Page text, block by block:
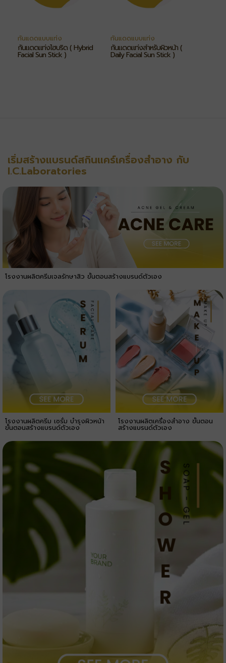
กันแดดแบบแท่ง
กันแดดแท่งไฮบริด ( Hybrid
Facial Sun Stick )
กันแดดแบบแท่ง
กันแดดแท่งสำหรับผิวหน้า (
Daily Facial Sun Stick )
เริ่มสร้างแบรนด์สกินแคร์เครื่องสำอาง กับ
I.C.Laboratories
โรงงานผลิตครีมเจลรักษาสิว ขั้นตอนสร้างแบรนด์ตัวเอง
โรงงานผลิตครีม เซรั่ม บำรุงผิวหน้า
ขั้นตอนสร้างแบรนด์ตัวเอง
โรงงานผลิตเครื่องสำอาง ขั้นตอน
สร้างแบรนด์ตัวเอง